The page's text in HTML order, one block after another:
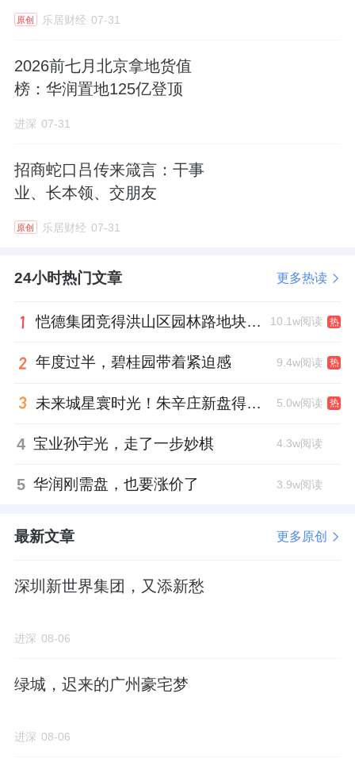
容与核心区的高品质供给共振，集
域的补贴政策虽有一定拉动作用，但在高库存
压力下，去化效果相对有限。
二、土地市场：缩量提质与极致分化
土地市场是楼市的先行指标。2026年上半年，
杭州十区涉宅土地市场呈现出"总量大幅收缩、
质量显著提升、冷热极度分化"的特征。
同比下降50%；成交总价481.4亿元，同比下降
58%；成交总建面205.2万㎡，同比降幅达
较上年同期微升0.59个百分点。
根据杭州十区涉宅土地历年成交走势，成交金
额与建面近年持续收缩，而楼板价整体上行，
主动"控增量"与房企"非核心不投"策略共同作用
据克而瑞数据分析，杭州以约454亿元的宅地
在头部城市中的强劲吸引力。
原创 乐居财经 07-31
2026前七月北京拿地货值
榜：华润置地125亿登顶
进深 07-31
招商蛇口吕传来箴言：干事
业、长本领、交朋友
原创 乐居财经 07-31
24小时热门文章 更多热读
恺德集团竞得洪山区园林路地块，引入贝好家C2M产品定位及营销服务 10.1w阅读 热
年度过半，碧桂园带着紧迫感 9.4w阅读 热
未来城星寰时光！朱辛庄新盘得房率创新高 5.0w阅读 热
4 宝业孙宇光，走了一步妙棋 4.3w阅读
5 华润刚需盘，也要涨价了 3.9w阅读
最新文章 更多原创
深圳新世界集团，又添新愁
进深 08-06
绿城，迟来的广州豪宅梦
进深 08-06